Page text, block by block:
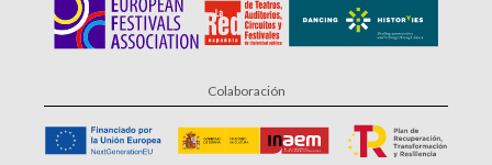
Colaboración